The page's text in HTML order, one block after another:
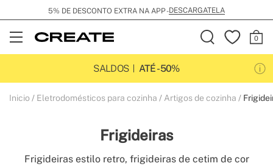
5% DE DESCONTO EXTRA NA APP -DESCARGATELA
Open
Menu
SALDOS
ATÉ -50%
Inicio Eletrodomésticos para cozinha Artigos de cozinha
Frigideiras
Frigideiras estilo retro, frigideiras de cetim de cor